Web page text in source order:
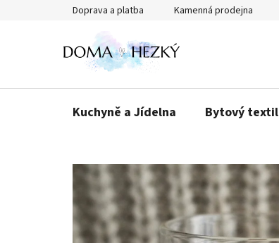
Doprava a platba Kamenná prodejna
Kuchyně a Jídelna Bytový textil